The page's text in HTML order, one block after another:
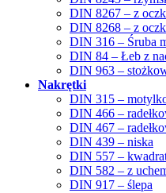
DIN 8267 – z
DIN 8268 – z
DIN 316 – Śruba
DIN 84 – Łeb z
DIN 963 –
Nakrętki
DIN 315 –
DIN 466 –
DIN 467 –
DIN 439 – niska
DIN 557 –
DIN 582 – z
DIN 917 – ślepa